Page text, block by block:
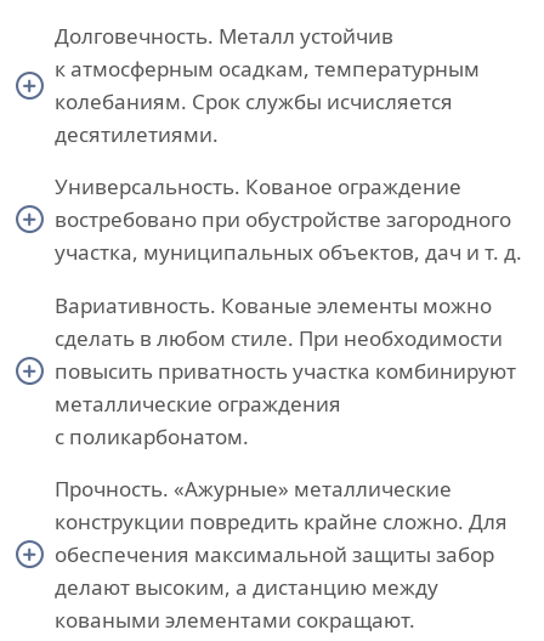
Долговечность. Металл устойчив
к атмосферным осадкам, температурным
колебаниям. Срок службы исчисляется
десятилетиями.
Универсальность. Кованое ограждение
востребовано при обустройстве загородного
участка, муниципальных объектов, дач и т. д.
Вариативность. Кованые элементы можно
сделать в любом стиле. При необходимости
повысить приватность участка комбинируют
металлические ограждения
с поликарбонатом.
Прочность. «Ажурные» металлические
конструкции повредить крайне сложно. Для
обеспечения максимальной защиты забор
делают высоким, а дистанцию между
коваными элементами сокращают.